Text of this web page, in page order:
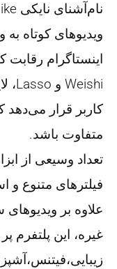
ویدیوهای کوتاه به
اینستاگرام رقابت
کاربر قرار
متفاوت باشد.
تعداد وسیعی از
فیلترهای متنوع و
علاوه بر
غیره، این پلتفرم